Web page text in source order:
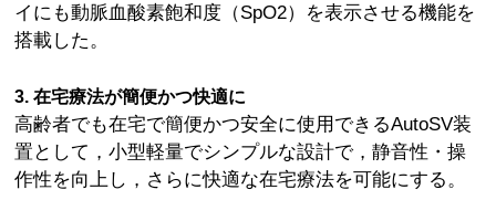
イにも動脈血酸素飽和度（SpO2）を表示させる機能を
搭載した。
3. 在宅療法が簡便かつ快適に
高齢者でも在宅で簡便かつ安全に使用できるAutoSV装
置として，小型軽量でシンプルな設計で，静音性・操
作性を向上し，さらに快適な在宅療法を可能にする。